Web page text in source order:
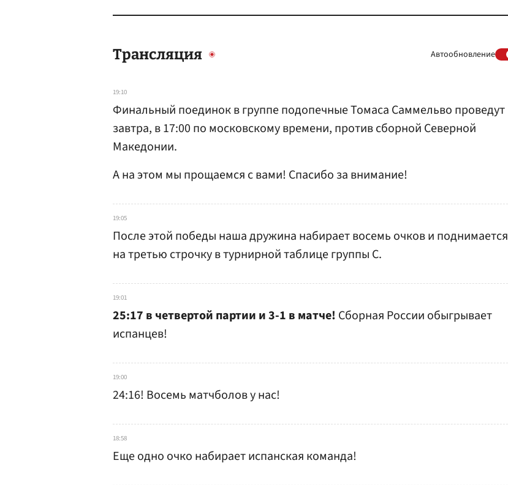
Трансляция Автообновление
19:10
Финальный поединок в группе подопечные Томаса Саммельво проведут
завтра, в 17:00 по московскому времени, против сборной Северной
Македонии.
А на этом мы прощаемся с вами! Спасибо за внимание!
19:05
После этой победы наша дружина набирает восемь очков и поднимается
на третью строчку в турнирной таблице группы С.
19:01
25:17 в четвертой партии и 3-1 в матче! Сборная России обыгрывает
испанцев!
19:00
24:16! Восемь матчболов у нас!
18:58
Еще одно очко набирает испанская команда!